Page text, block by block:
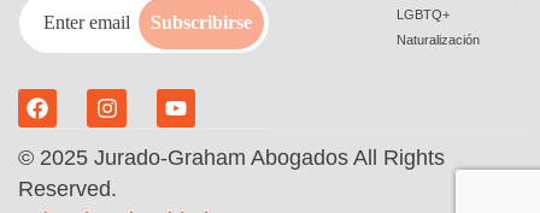
Subscribirse
LGBTQ+
Naturalización
© 2025 Jurado-Graham Abogados All Rights
Reserved.